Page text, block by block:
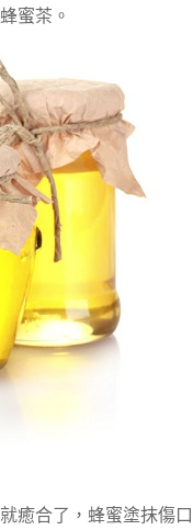
蜜茶。
癒合了，蜂蜜塗抹傷